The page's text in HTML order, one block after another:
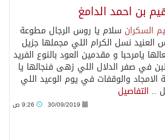
بن احمد الدامغ
السكران سلام يا روس الرجال مطوعة
العنيد نسل الكرام اللي مجملها جزيل
يامرحبا و مقدمين العود بالنوع الفريد
في صفر الدلال اللي زهى فنجالها يا
الامجاد والوقفات في يوم الوعيد اللي
.. التفاصيل
30/09/2019